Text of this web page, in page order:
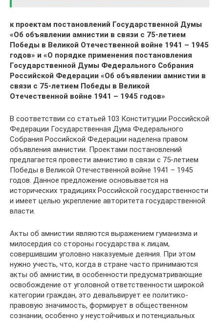
к проектам постановлений Государственной Думы
«Об объявлении амнистии в связи с 75-летием
Победы в Великой Отечественной войне 1941 – 1945
годов» и «О порядке применения постановления
Государственной Думы Федерального Собрания
Российской Федерации «Об объявлении амнистии в
связи с 75-летием Победы в Великой
Отечественной войне 1941 – 1945 годов»
В соответствии со статьей 103 Конституции Российской
Федерации Государственная Дума Федерального
Собрания Российской Федерации наделена правом
объявления амнистии. Проектами постановлений
предлагается провести амнистию в связи с 75-летием
Победы в Великой Отечественной войне 1941 – 1945
годов. Данное предложение основывается на
исторических традициях Российской государственности
и имеет целью укрепление авторитета государственной
власти.
Акты об амнистии являются выражением гуманизма и
милосердия со стороны государства к лицам,
совершившим уголовно наказуемые деяния. При этом
нужно учесть, что, когда в стране часто принимаются
акты об амнистии, в особенности предусматривающие
освобождение от уголовной ответственности широкой
категории граждан, это девальвирует ее политико-
правовую значимость, формирует в общественном
сознании, особенно у неустойчивых и потенциальных